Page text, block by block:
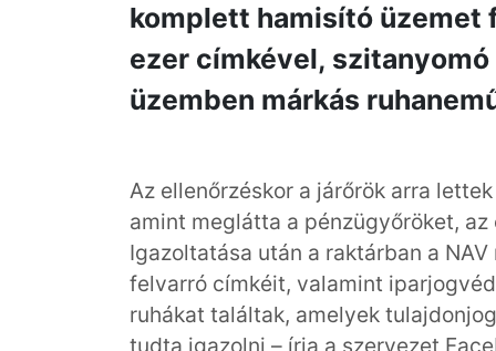
komplett hamisító üzemet
ezer címkével,
üzemben márkás
Az ellenőrzéskor a járőrök arra
amint meglátta a pénzügyőröket,
Igazoltatása után a raktárban a
felvarró címkéit, valamint
ruhákat találtak, amelyek
tudta igazolni – írja a szervezet